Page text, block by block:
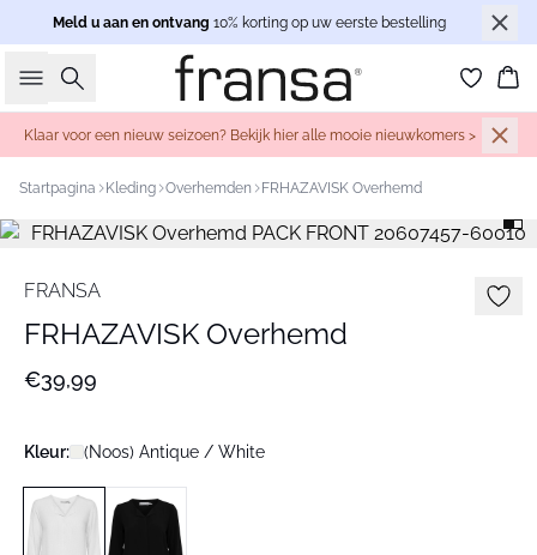
Meld u aan en ontvang 10% korting op uw eerste bestelling
Zoeken
Klaar voor een nieuw seizoen? Bekijk hier alle mooie nieuwkomers >
Startpagina Kleding Overhemden FRHAZAVISK Overhemd
FRANSA
FRHAZAVISK Overhemd
€39,99
Kleur: (Noos) Antique / White